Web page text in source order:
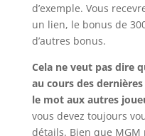
d’exemple. Vous
un lien, le bonus de
d’autres bonus.
Cela ne veut pas dire
au cours des
le mot aux autres
vous devez toujours
détails. Bien que MGM